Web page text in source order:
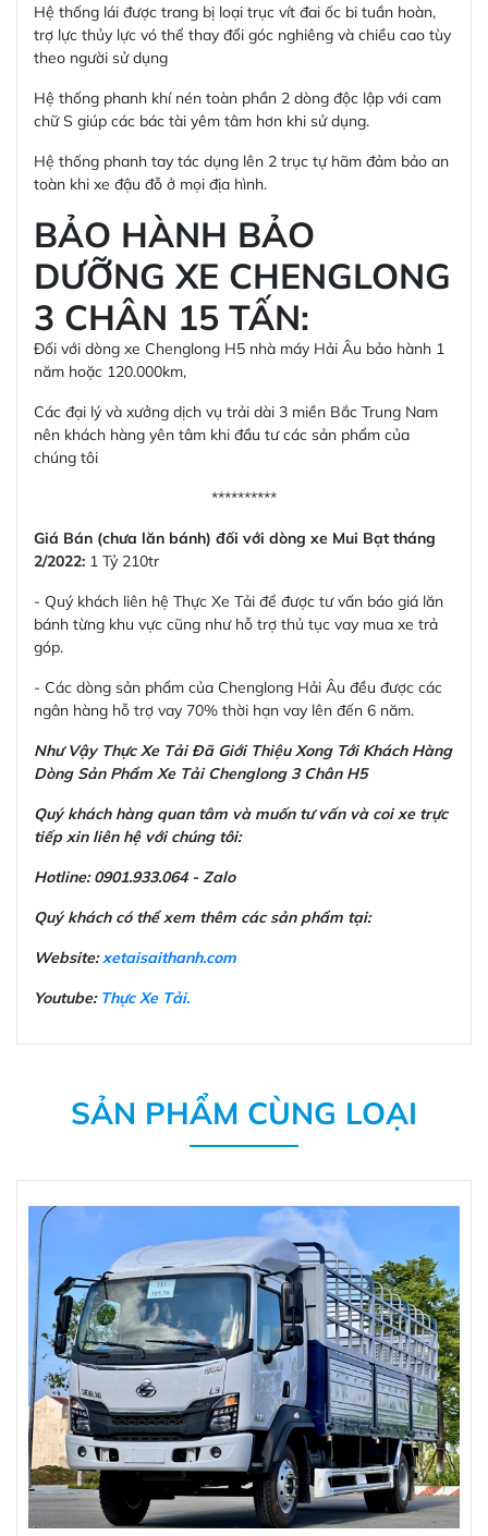
Hệ thống lái được trang bị loại trục vít đai ốc bi tuần hoàn,
trợ lực thủy lực vó thể thay đổi góc nghiêng và chiều cao tùy
theo người sử dụng
Hệ thống phanh khí nén toàn phần 2 dòng độc lập với cam
chữ S giúp các bác tài yêm tâm hơn khi sử dụng.
Hệ thống phanh tay tác dụng lên 2 trục tự hãm đảm bảo an
toàn khi xe đậu đỗ ở mọi địa hình.
BẢO HÀNH BẢO
DƯỠNG XE CHENGLONG
3 CHÂN 15 TẤN:
Đối với dòng xe Chenglong H5 nhà máy Hải Âu bảo hành 1
năm hoặc 120.000km,
Các đại lý và xưởng dịch vụ trải dài 3 miền Bắc Trung Nam
nên khách hàng yên tâm khi đầu tư các sản phẩm của
chúng tôi
**********
Giá Bán (chưa lăn bánh) đối với dòng xe Mui Bạt tháng
2/2022: 1 Tỷ 210tr
- Quý khách liên hệ Thực Xe Tải để được tư vấn báo giá lăn
bánh từng khu vực cũng như hỗ trợ thủ tục vay mua xe trả
góp.
- Các dòng sản phẩm của Chenglong Hải Âu đều được các
ngân hàng hỗ trợ vay 70% thời hạn vay lên đến 6 năm.
Như Vậy Thực Xe Tải Đã Giới Thiệu Xong Tới Khách Hàng
Dòng Sản Phẩm Xe Tải Chenglong 3 Chân H5
Quý khách hàng quan tâm và muốn tư vấn và coi xe trực
tiếp xin liên hệ với chúng tôi:
Hotline: 0901.933.064 - Zalo
Quý khách có thể xem thêm các sản phẩm tại:
Website:xetaisaithanh.com
Youtube: Thực Xe Tải.
SẢN PHẨM CÙNG LOẠI